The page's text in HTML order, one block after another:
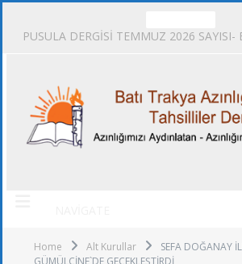
PUSULA DERGİSİ TEMMUZ 2026
Home Alt Kurullar
SEFA DOĞANAY
GÜMÜLCİNE`DE GEÇEKLEŞTİRDİ